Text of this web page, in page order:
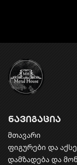
ნავიგაცია
მთავარი
ფიგურები და
დამზადება და